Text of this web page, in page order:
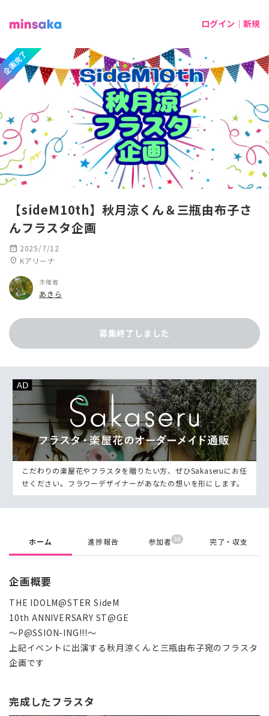
ログイン｜新規
企画完了
【sideM10th】秋月涼くん＆三瓶由布子さ
んフラスタ企画
calendar_month 2025/7/12
location_on Kアリーナ
主催者
あきら
募集終了しました
こだわりの楽屋花やフラスタを贈りたい方、ぜひSakaseruにお任
せください。フラワーデザイナーがあなたの想いを形にします。
ホーム 進捗報告 参加者 34 完了・収支
企画概要
THE IDOLM@STER SideM
10th ANNIVERSARY ST@GE
～P@SSION-ING!!!～
上記イベントに出演する秋月涼くんと三瓶由布子宛のフラスタ
企画です
完成したフラスタ